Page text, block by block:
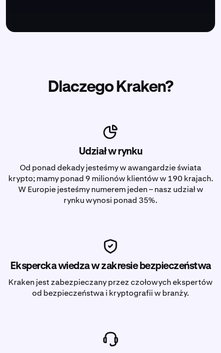
Dlaczego Kraken?
Udział w rynku
Od ponad dekady jesteśmy w awangardzie świata
krypto; mamy ponad 9 milionów klientów w 190 krajach.
W Europie jesteśmy numerem jeden – nasz udział w
rynku wynosi ponad 35%.
Ekspercka wiedza w zakresie bezpieczeństwa
Kraken jest zabezpieczany przez czołowych ekspertów
od bezpieczeństwa i kryptografii w branży.